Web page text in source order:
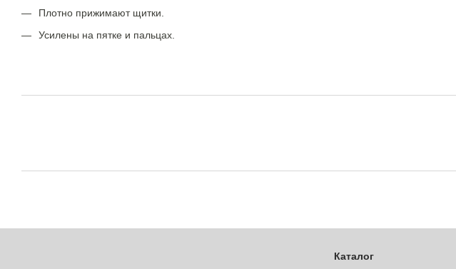
Плотно прижимают щитки.
Усилены на пятке и пальцах.
Каталог